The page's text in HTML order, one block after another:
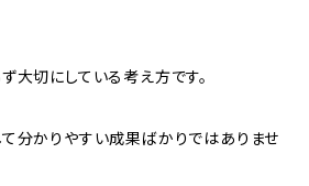
大切にしている考え方です。
分かりやすい成果ばかりではありませ